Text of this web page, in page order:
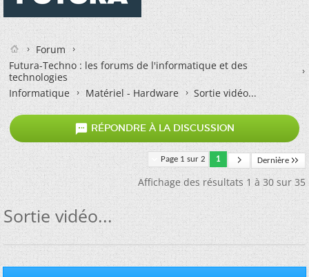
Forum
Futura-Techno : les forums de l'informatique et des
technologies
Informatique
Matériel - Hardware Sortie vidéo...
 RÉPONDRE À LA DISCUSSION
Page 1 sur 2 1 Dernière
Affichage des résultats 1 à 30 sur 35
Sortie vidéo...